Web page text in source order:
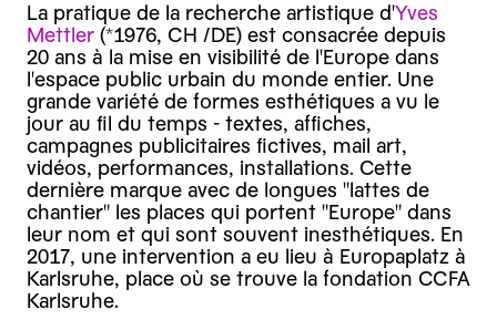
La pratique de la recherche artistique d'Yves
Mettler (*1976, CH /DE) est consacrée depuis
20 ans à la mise en visibilité de l'Europe dans
l'espace public urbain du monde entier. Une
grande variété de formes esthétiques a vu le
jour au fil du temps - textes, affiches,
campagnes publicitaires fictives, mail art,
vidéos, performances, installations. Cette
dernière marque avec de longues "lattes de
chantier" les places qui portent "Europe" dans
leur nom et qui sont souvent inesthétiques. En
2017, une intervention a eu lieu à Europaplatz à
Karlsruhe, place où se trouve la fondation CCFA
Karlsruhe.